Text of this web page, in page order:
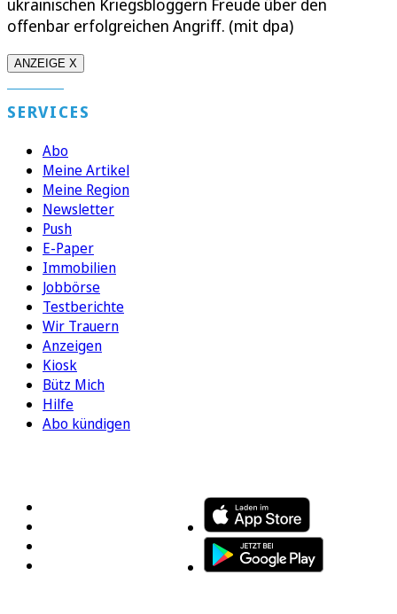
offenbar erfolgreichen Angriff. (mit dpa)
ANZEIGE X
SERVICES
Abo
Meine Artikel
Meine Region
Newsletter
Push
E-Paper
Immobilien
Jobbörse
Testberichte
Wir Trauern
Anzeigen
Kiosk
Bütz Mich
Hilfe
Abo kündigen